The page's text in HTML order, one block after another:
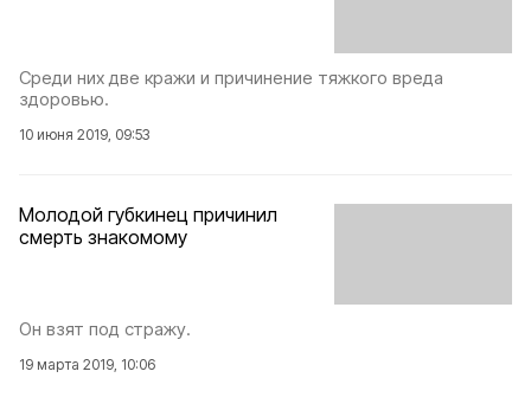
Среди них две кражи и причинение тяжкого вреда
здоровью.
10 июня 2019, 09:53
Молодой губкинец причинил
смерть знакомому
Он взят под стражу.
19 марта 2019, 10:06